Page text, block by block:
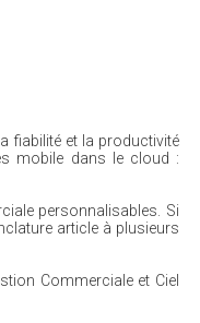
fiabilité et la productivité
mobile dans le cloud :
personnalisables. Si
article à plusieurs
Commerciale et Ciel